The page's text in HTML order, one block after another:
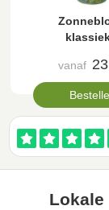
vanaf
Lokale